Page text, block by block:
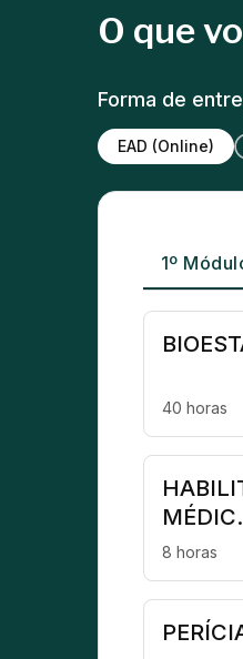
O que
Forma de
EAD (Online)
1º
40 horas
8 horas